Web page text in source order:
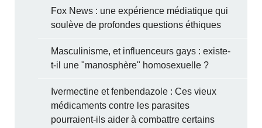
Fox News : une expérience médiatique qui
soulève de profondes questions éthiques
Masculinisme, et influenceurs gays : existe-
t-il une "manosphère" homosexuelle ?
Ivermectine et fenbendazole : Ces vieux
médicaments contre les parasites
pourraient-ils aider à combattre certains